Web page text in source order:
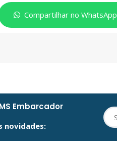
Compartilhar no WhatsApp
Embarcador
novidades: